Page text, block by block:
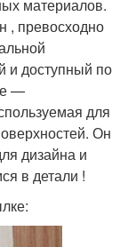
материалов.
, превосходно
и доступный по
—
для
Он
дизайна и
в детали !